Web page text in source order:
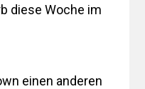
diese Woche im
einen anderen